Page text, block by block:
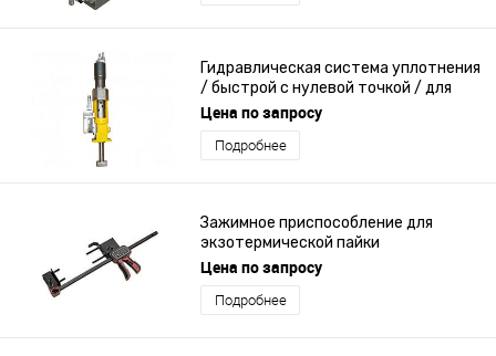
Гидравлическая система уплотнения
/ быстрой с нулевой точкой / для
оснастки для листогибочных
прессов
Цена по запросу
Подробнее
Зажимное приспособление для
экзотермической пайки
Цена по запросу
Подробнее